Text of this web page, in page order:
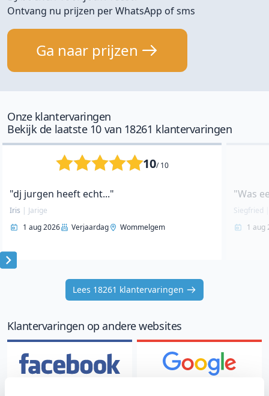
Ontvang nu prijzen per WhatsApp of sms
Ga naar prijzen
Onze klantervaringen
Bekijk de laatste 10 van 18261 klantervaringen
10/ 10
"dj jurgen heeft echt..."
Iris | Jarige
1 aug 2026
Verjaardag Wommelgem
"Was
Siegfried
1 aug
Item
Lees 18261 klantervaringen
Klantervaringen op andere websites